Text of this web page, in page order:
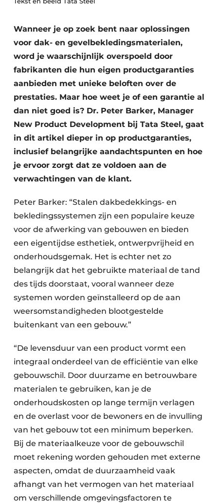
Vacatures
Video’s
Aanmelden
Bedrijven
Contact
Akoestiek
Beton & Staalbouw
Brandveiligheid
BIM
Evenementen
Dak & Gevel
Houtbouw
HVAC
Interieurarchitectuur
Keukens
Renovatie
Toegangscontrole
Veiligheid & Opleiding
Zonwering
Wanneer je op zoek bent naar oplossingen
voor dak- en gevelbekledingsmaterialen,
word je waarschijnlijk overspoeld door
fabrikanten die hun eigen productgaranties
aanbieden met unieke beloften over de
prestaties. Maar hoe weet je of een garantie al
dan niet goed is? Dr. Peter Barker, Manager
New Product Development bij Tata Steel, gaat
in dit artikel dieper in op productgaranties,
inclusief belangrijke aandachtspunten en hoe
je ervoor zorgt dat ze voldoen aan de
verwachtingen van de klant.
Peter Barker: “Stalen dakbedekkings- en
bekledingssystemen zijn een populaire keuze
voor de afwerking van gebouwen en bieden
een eigentijdse esthetiek, ontwerpvrijheid en
onderhoudsgemak. Het is echter net zo
belangrijk dat het gebruikte materiaal de tand
des tijds doorstaat, vooral wanneer deze
systemen worden geïnstalleerd op de aan
weersomstandigheden blootgestelde
buitenkant van een gebouw.”
“De levensduur van een product vormt een
integraal onderdeel van de efficiëntie van elke
gebouwschil. Door duurzame en betrouwbare
materialen te gebruiken, kan je de
onderhoudskosten op lange termijn verlagen
en de overlast voor de bewoners en de invulling
van het gebouw tot een minimum beperken.
Bij de materiaalkeuze voor de gebouwschil
moet rekening worden gehouden met externe
aspecten, omdat de duurzaamheid vaak
afhangt van het vermogen van het materiaal
om verschillende omgevingsfactoren te